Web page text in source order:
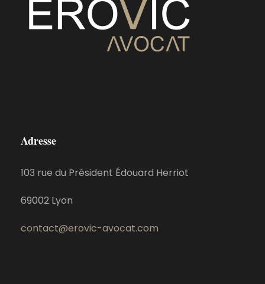
Adresse
103 rue du Président Édouard Herriot
69002 Lyon
contact@erovic-avocat.com